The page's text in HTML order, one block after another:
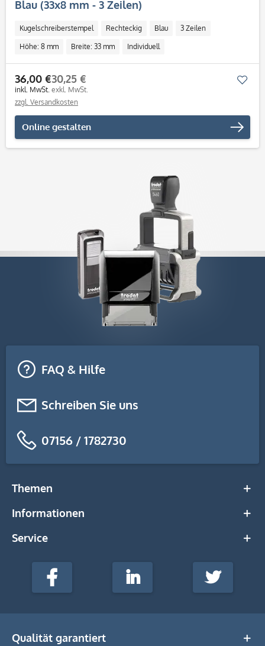
Blau (33x8 mm - 3 Zeilen)
Kugelschreiberstempel Rechteckig Blau 3 Zeilen
Höhe: 8 mm Breite: 33 mm Individuell
36,00 €
inkl. MwSt.
30,25 €
exkl. MwSt.
zzgl. Versandkosten
Online gestalten
FAQ & Hilfe
Schreiben Sie uns
07156 / 1782730
Themen
Informationen
Service
stempel-
Media
Facebook LinkedIn Twitter
Qualität garantiert